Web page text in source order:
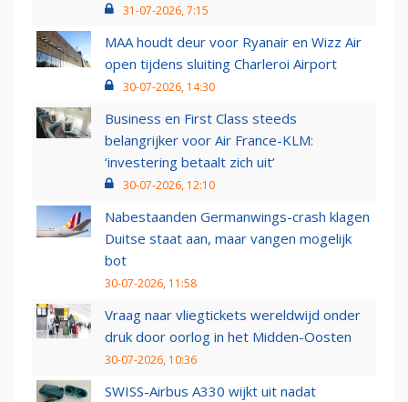
31-07-2026, 7:15
MAA houdt deur voor Ryanair en Wizz Air
open tijdens sluiting Charleroi Airport
30-07-2026, 14:30
Business en First Class steeds
belangrijker voor Air France-KLM:
‘investering betaalt zich uit’
30-07-2026, 12:10
Nabestaanden Germanwings-crash klagen
Duitse staat aan, maar vangen mogelijk
bot
30-07-2026, 11:58
Vraag naar vliegtickets wereldwijd onder
druk door oorlog in het Midden-Oosten
30-07-2026, 10:36
SWISS-Airbus A330 wijkt uit nadat